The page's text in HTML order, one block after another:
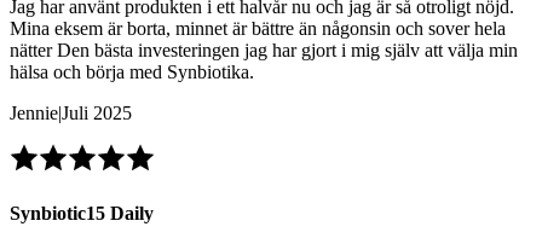
Jag har använt produkten i ett halvår nu och jag är så otroligt nöjd.
Mina eksem är borta, minnet är bättre än någonsin och sover hela
nätter Den bästa investeringen jag har gjort i mig själv att välja min
hälsa och börja med Synbiotika.
Jennie|Juli 2025
Synbiotic15 Daily